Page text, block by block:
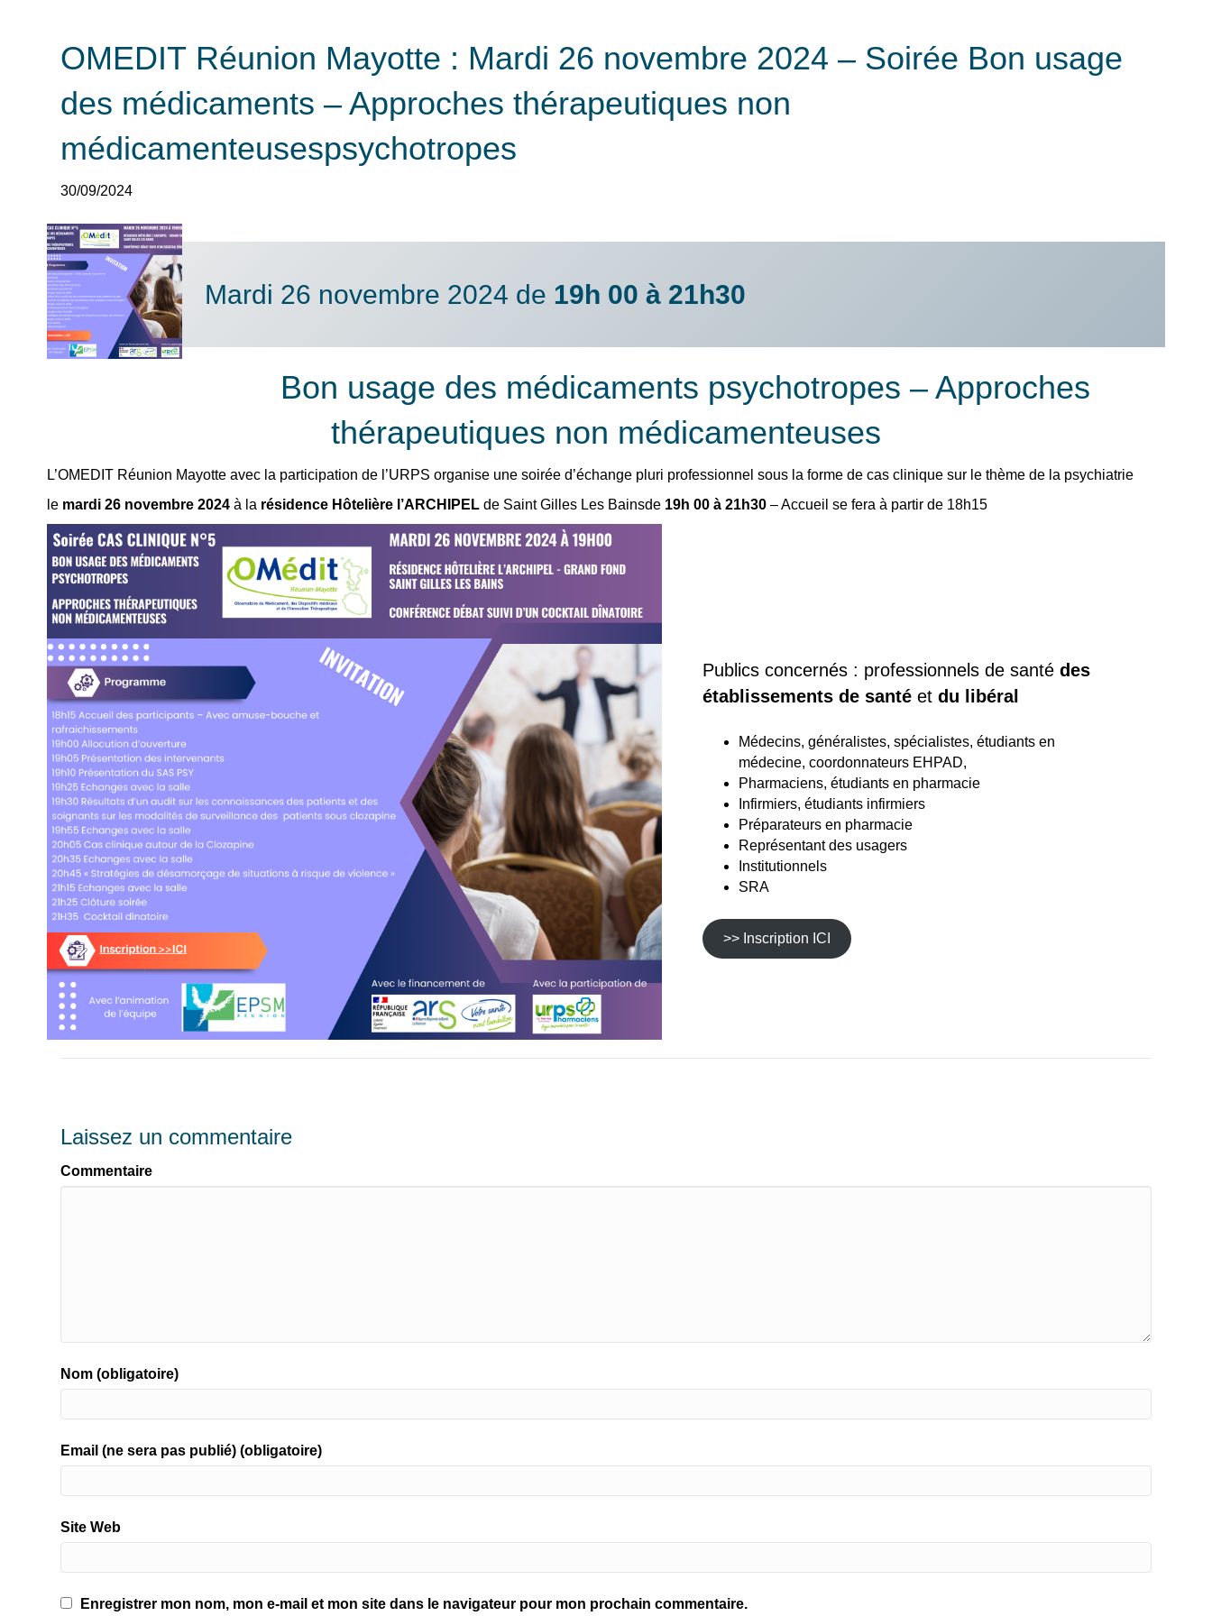
OMEDIT Réunion Mayotte : Mardi 26 novembre 2024 – Soirée Bon usage
des médicaments – Approches thérapeutiques non
médicamenteusespsychotropes
30/09/2024
Mardi 26 novembre 2024 de 19h 00 à 21h30
Bon usage des médicaments psychotropes – Approches
thérapeutiques non médicamenteuses
L’OMEDIT Réunion Mayotte avec la participation de l’URPS organise une soirée d’échange pluri professionnel sous la forme de cas clinique sur le thème de la psychiatrie
le mardi 26 novembre 2024à la résidence Hôtelière l’ARCHIPELde Saint Gilles Les Bainsde 19h 00 à 21h30 – Accueil se fera à partir de 18h15
Publics concernés : professionnels de santé des
établissements de santéet du libéral
Médecins, généralistes, spécialistes, étudiants en
médecine, coordonnateurs EHPAD,
Pharmaciens, étudiants en pharmacie
Infirmiers, étudiants infirmiers
Préparateurs en pharmacie
Représentant des usagers
Institutionnels
SRA
>> Inscription ICI
Laissez un commentaire
Commentaire
Nom (obligatoire)
Email (ne sera pas publié) (obligatoire)
Site Web
Enregistrer mon nom, mon e-mail et mon site dans le navigateur pour mon prochain commentaire.